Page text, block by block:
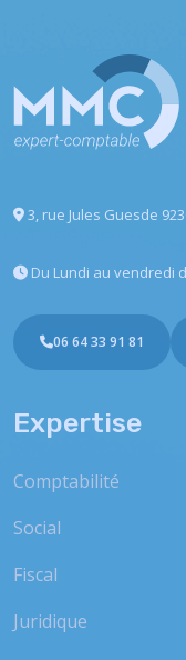
3, rue Jules Guesde
Du Lundi au vendredi
06 64 33 91 81
Expertise
Comptabilité
Social
Fiscal
Juridique